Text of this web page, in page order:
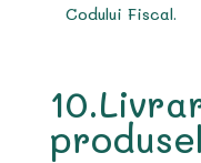
Codului Fiscal.